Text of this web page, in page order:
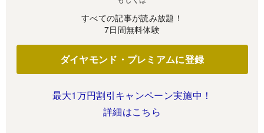
すべての記事が読み放題！
7日間無料体験
ダイヤモンド・プレミアムに登録
最大1万円割引キャンペーン実施中！
詳細はこちら